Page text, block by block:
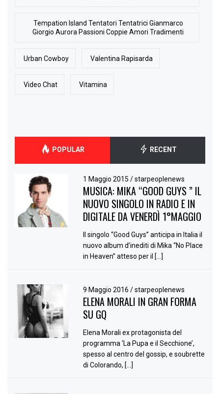
Tempation Island Tentatori Tentatrici Gianmarco
Giorgio Aurora Passioni Coppie Amori Tradimenti
Urban Cowboy Valentina Rapisarda
Video Chat Vitamina
POPULAR RECENT
1 Maggio 2015/ starpeoplenews
MUSICA: MIKA “GOOD GUYS ” IL
NUOVO SINGOLO IN RADIO E IN
DIGITALE DA VENERDÌ 1°MAGGIO
Il singolo “Good Guys” anticipa in Italia il
nuovo album d’inediti di Mika “No Place
in Heaven” atteso per il […]
9 Maggio 2016/ starpeoplenews
ELENA MORALI IN GRAN FORMA
SU GQ
Elena Morali ex protagonista del
programma ‘La Pupa e il Secchione’,
spesso al centro del gossip, e soubrette
di Colorando, […]